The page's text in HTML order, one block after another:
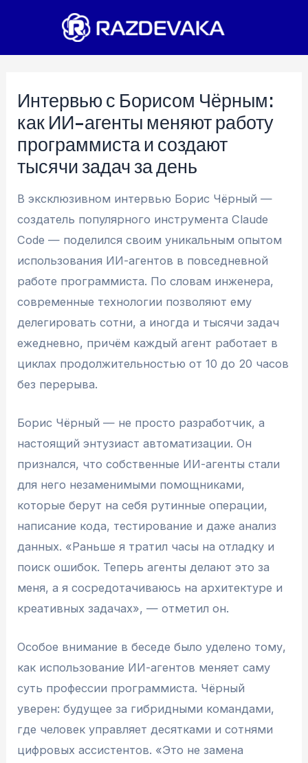
Интервью с Борисом Чёрным:
как ИИ-агенты меняют работу
программиста и создают
тысячи задач за день
В эксклюзивном интервью Борис Чёрный —
создатель популярного инструмента Claude
Code — поделился своим уникальным опытом
использования ИИ-агентов в повседневной
работе программиста. По словам инженера,
современные технологии позволяют ему
делегировать сотни, а иногда и тысячи задач
ежедневно, причём каждый агент работает в
циклах продолжительностью от 10 до 20 часов
без перерыва.
Борис Чёрный — не просто разработчик, а
настоящий энтузиаст автоматизации. Он
признался, что собственные ИИ-агенты стали
для него незаменимыми помощниками,
которые берут на себя рутинные операции,
написание кода, тестирование и даже анализ
данных. «Раньше я тратил часы на отладку и
поиск ошибок. Теперь агенты делают это за
меня, а я сосредотачиваюсь на архитектуре и
креативных задачах», — отметил он.
Особое внимание в беседе было уделено тому,
как использование ИИ-агентов меняет саму
суть профессии программиста. Чёрный
уверен: будущее за гибридными командами,
где человек управляет десятками и сотнями
цифровых ассистентов. «Это не замена